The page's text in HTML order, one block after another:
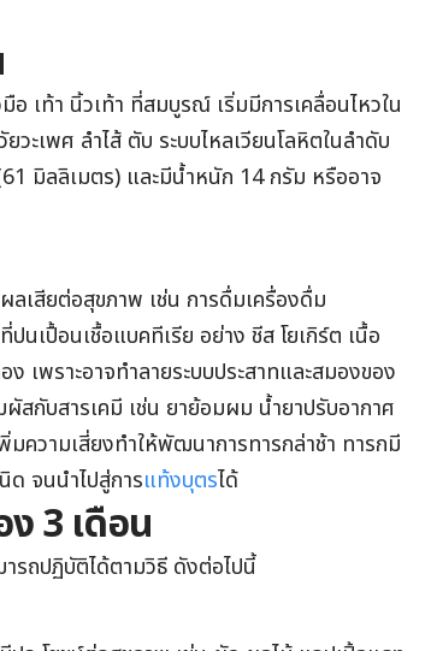
เท้า นิ้วเท้า ที่สมบูรณ์ เริ่มมีการเคลื่อนไหวใน
ะเพศ ลำไส้ ตับ ระบบไหลเวียนโลหิตในลำดับ
มิลลิเมตร) และมีน้ำหนัก 14 กรัม หรืออาจ
เสียต่อสุขภาพ เช่น การดื่มเครื่องดื่ม
ปนเปื้อนเชื้อแบคทีเรีย อย่าง ชีส โยเกิร์ต เนื้อ
เพราะอาจทำลายระบบประสาทและสมองของ
กับสารเคมี เช่น ยาย้อมผม น้ำยาปรับอากาศ
มความเสี่ยงทำให้พัฒนาการทารกล่าช้า ทารกมี
จนนำไปสู่การแท้งบุตรได้
3 เดือน
รถปฏิบัติได้ตามวิธี ดังต่อไปนี้